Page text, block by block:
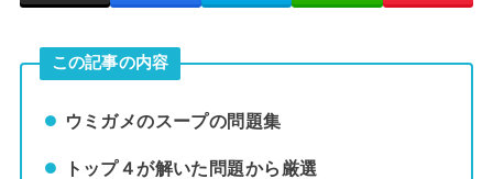
この記事の内容
ウミガメのスープの問題集
トップ４が解いた問題から厳選